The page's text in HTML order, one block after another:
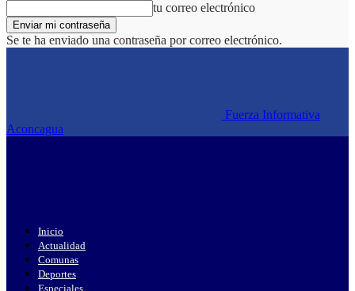
tu correo electrónico
Se te ha enviado una contraseña por correo electrónico.
Fuerza Informativa
Aconcagua
Inicio
Actualidad
Comunas
Deportes
Especiales